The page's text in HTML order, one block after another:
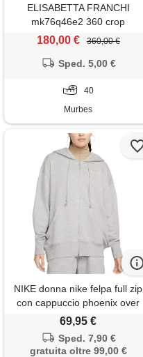
ELISABETTA FRANCHI
mk76q46e2 360 crop
sweatshirt-40
180,00 € 360,00 €
Sped. 5,00 €
40
Murbes
NIKE donna nike felpa full zip
con cappuccio phoenix over
donna
69,95 €
Sped. 7,90 €
gratuita oltre 99,00 €